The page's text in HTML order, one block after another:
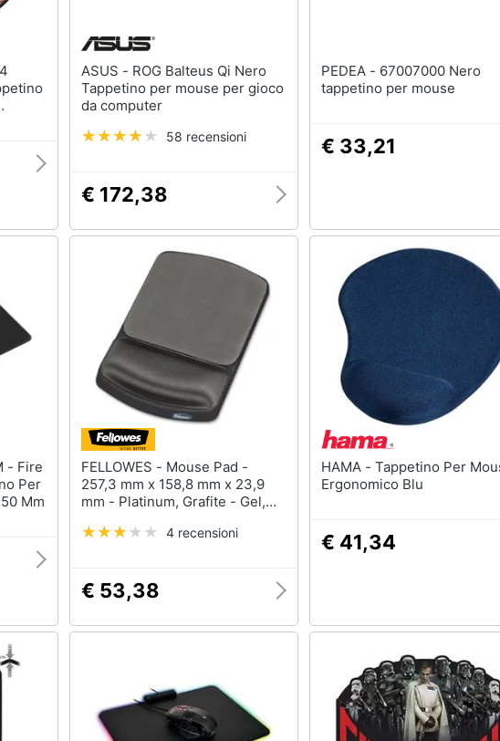
ASUS - ROG Balteus Qi Nero
Tappetino per mouse per gioco
da computer
58 recensioni
€ 172,38
PEDEA - 67007000 Nero
tappetino per mouse
€ 33,21
Per
Mm
FELLOWES - Mouse Pad -
257,3 mm x 158,8 mm x 23,9
mm - Platinum, Grafite - Gel,
4 recensioni
€ 53,38
HAMA - Tappetino Per Mouse
Ergonomico Blu
€ 41,34